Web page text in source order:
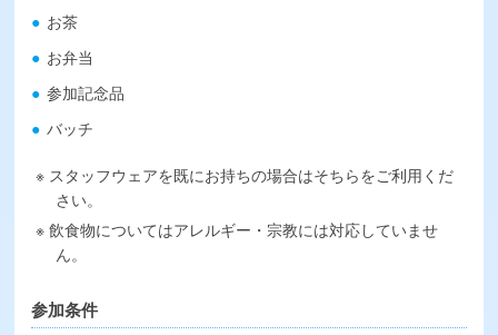
お茶
お弁当
参加記念品
バッチ
スタッフウェアを既にお持ちの場合はそちらをご利用くだ
さい。
飲食物についてはアレルギー・宗教には対応していませ
ん。
参加条件